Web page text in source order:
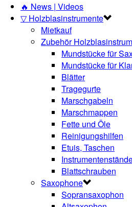
🔥 News | Videos
▽ Holzblasinstrumente
Mietkauf
Zubehör
Mundstücke für
Mundstücke für
Blätter
Tragegurte
Marschgabeln
Marschmappen
Fette und Öle
Reinigungshilfen
Etuis, Taschen
Blattschrauben
Saxophone
Sopransaxophon